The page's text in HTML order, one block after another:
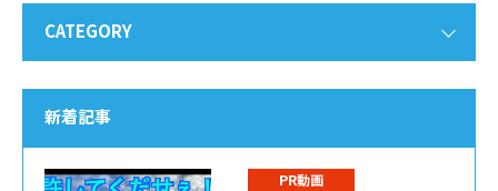
CATEGORY
新着記事
PR動画